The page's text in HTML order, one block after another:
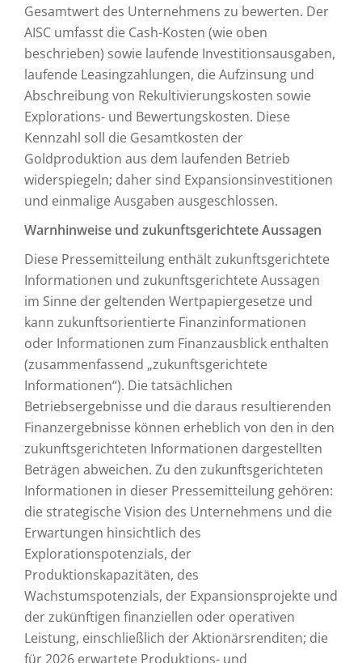
Gesamtwert des Unternehmens zu bewerten. Der
AISC umfasst die Cash-Kosten (wie oben
beschrieben) sowie laufende Investitionsausgaben,
laufende Leasingzahlungen, die Aufzinsung und
Abschreibung von Rekultivierungskosten sowie
Explorations- und Bewertungskosten. Diese
Kennzahl soll die Gesamtkosten der
Goldproduktion aus dem laufenden Betrieb
widerspiegeln; daher sind Expansionsinvestitionen
und einmalige Ausgaben ausgeschlossen.
Warnhinweise und zukunftsgerichtete Aussagen
Diese Pressemitteilung enthält zukunftsgerichtete
Informationen und zukunftsgerichtete Aussagen
im Sinne der geltenden Wertpapiergesetze und
kann zukunftsorientierte Finanzinformationen
oder Informationen zum Finanzausblick enthalten
(zusammenfassend „zukunftsgerichtete
Informationen“). Die tatsächlichen
Betriebsergebnisse und die daraus resultierenden
Finanzergebnisse können erheblich von den in den
zukunftsgerichteten Informationen dargestellten
Beträgen abweichen. Zu den zukunftsgerichteten
Informationen in dieser Pressemitteilung gehören:
die strategische Vision des Unternehmens und die
Erwartungen hinsichtlich des
Explorationspotenzials, der
Produktionskapazitäten, des
Wachstumspotenzials, der Expansionsprojekte und
der zukünftigen finanziellen oder operativen
Leistung, einschließlich der Aktionärsrenditen; die
für 2026 erwartete Produktions- und